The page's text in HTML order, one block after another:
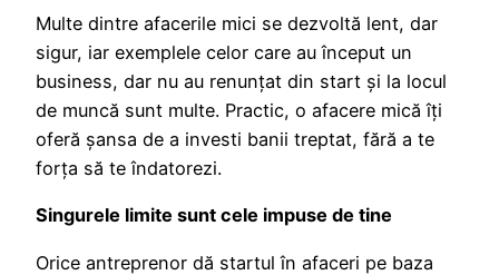
Multe dintre afacerile mici se dezvoltă lent, dar
sigur, iar exemplele celor care au început un
business, dar nu au renunțat din start și la locul
de muncă sunt multe. Practic, o afacere mică îți
oferă șansa de a investi banii treptat, fără a te
forța să te îndatorezi.
Singurele limite sunt cele impuse de tine
Orice antreprenor dă startul în afaceri pe baza